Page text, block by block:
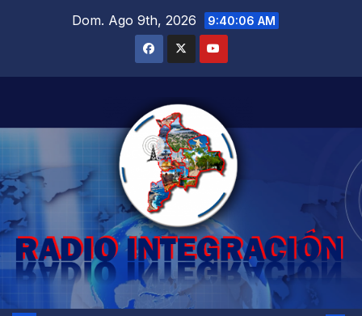
Dom. Ago 9th, 2026 9:40:07 AM